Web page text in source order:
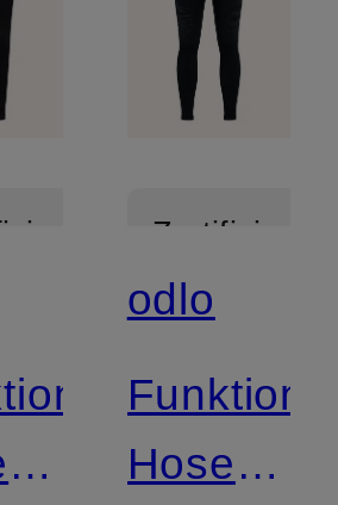
Zertifiziert
odlo
Hose